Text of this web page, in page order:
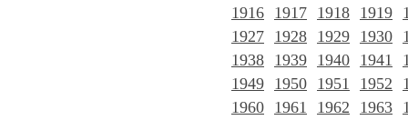
1916 1917 1918 1919
1927 1928 1929 1930
1938 1939 1940 1941
1949 1950 1951 1952
1960 1961 1962 1963